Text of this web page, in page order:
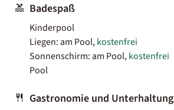
Badespaß
Kinderpool
Liegen: am Pool,kostenfrei
Sonnenschirm: am Pool,kostenfrei
Pool
Gastronomie und Unterhaltung